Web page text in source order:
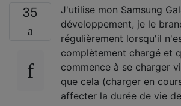
35
J'utilise mon Samsung
développement, je le
régulièrement lorsqu'il
complètement chargé et
commence à se charger
que cela (charger en
affecter la durée de vie